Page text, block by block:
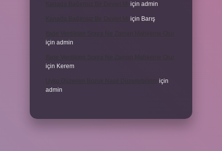
için admin
için Barış
için admin
için Kerem
için
admin